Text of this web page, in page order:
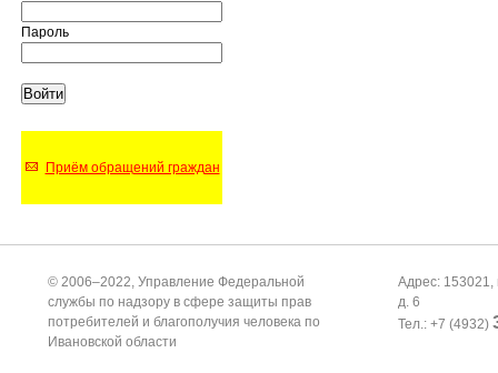
Пароль
Приём обращений граждан
© 2006–2022, Управление Федеральной
службы по надзору в сфере защиты прав
потребителей и благополучия человека по
Ивановской области
Адрес: 153021,
д. 6
Тел.: +7 (4932)